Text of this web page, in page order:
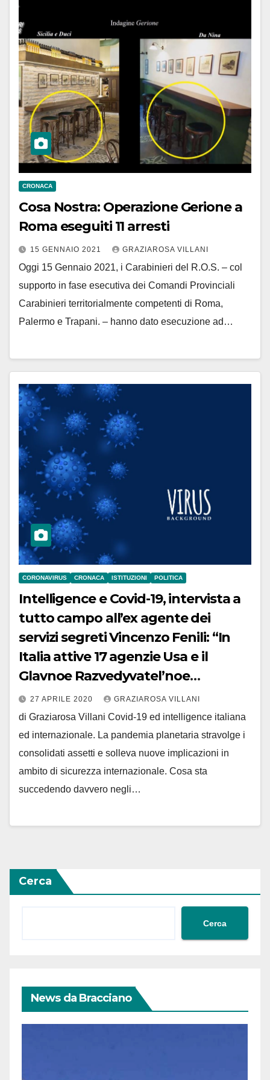
CRONACA
Cosa Nostra: Operazione Gerione a
Roma eseguiti 11 arresti
15 GENNAIO 2021 GRAZIAROSA VILLANI
Oggi 15 Gennaio 2021, i Carabinieri del R.O.S. – col
supporto in fase esecutiva dei Comandi Provinciali
Carabinieri territorialmente competenti di Roma,
Palermo e Trapani. – hanno dato esecuzione ad…
CORONAVIRUS CRONACA ISTITUZIONI POLITICA
Intelligence e Covid-19, intervista a
tutto campo all’ex agente dei
servizi segreti Vincenzo Fenili: “In
Italia attive 17 agenzie Usa e il
Glavnoe Razvedyvatel’noe
Upravlenie-Gru russo”
27 APRILE 2020 GRAZIAROSA VILLANI
di Graziarosa Villani Covid-19 ed intelligence italiana
ed internazionale. La pandemia planetaria stravolge i
consolidati assetti e solleva nuove implicazioni in
ambito di sicurezza internazionale. Cosa sta
succedendo davvero negli…
Cerca
Cerca
News da Bracciano